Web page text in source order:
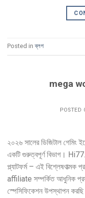
Posted inব্লগ
mega
POSTED
২০২৬ সালের ডিজিটাল
একটি গুরুত্বপূর্ণ বিভাগ।
প্ল্যাটফর্ম – এই
affiliate সম্পর্কিত আধুনিক
স্পেসিফিকেশন উপস্থাপন